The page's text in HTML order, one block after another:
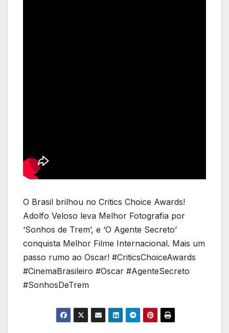
O Brasil brilhou no Critics Choice Awards!
Adolfo Veloso leva Melhor Fotografia por
‘Sonhos de Trem’, e ‘O Agente Secreto’
conquista Melhor Filme Internacional. Mais um
passo rumo ao Oscar! #CriticsChoiceAwards
#CinemaBrasileiro #Oscar #AgenteSecreto
#SonhosDeTrem